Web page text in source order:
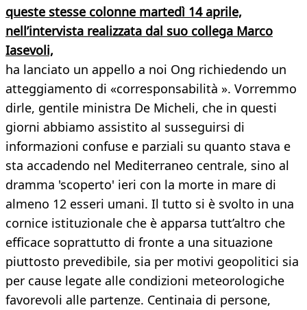
queste stesse colonne martedì 14 aprile,
nell’intervista realizzata dal suo collega Marco
Iasevoli,
ha lanciato un appello a noi Ong richiedendo un
atteggiamento di «corresponsabilità ». Vorremmo
dirle, gentile ministra De Micheli, che in questi
giorni abbiamo assistito al susseguirsi di
informazioni confuse e parziali su quanto stava e
sta accadendo nel Mediterraneo centrale, sino al
dramma 'scoperto' ieri con la morte in mare di
almeno 12 esseri umani. Il tutto si è svolto in una
cornice istituzionale che è apparsa tutt’altro che
efficace soprattutto di fronte a una situazione
piuttosto prevedibile, sia per motivi geopolitici sia
per cause legate alle condizioni meteorologiche
favorevoli alle partenze. Centinaia di persone,